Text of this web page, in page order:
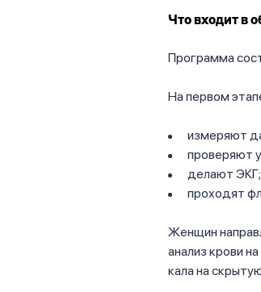
Что входит в
Программа
На первом
измеряют
проверяют
делают ЭКГ;
проходят
Женщин
анализ крови
кала на